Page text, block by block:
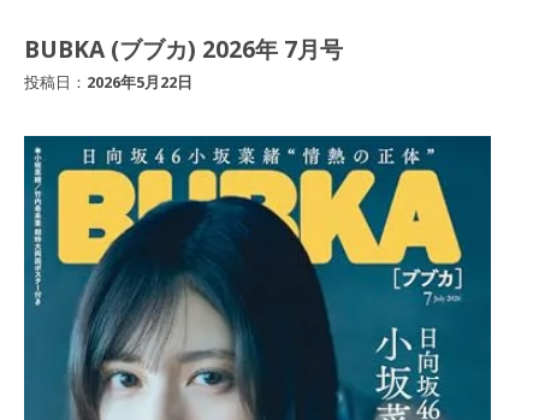
BUBKA (ブブカ) 2026年 7月号
投稿日： 2026年5月22日